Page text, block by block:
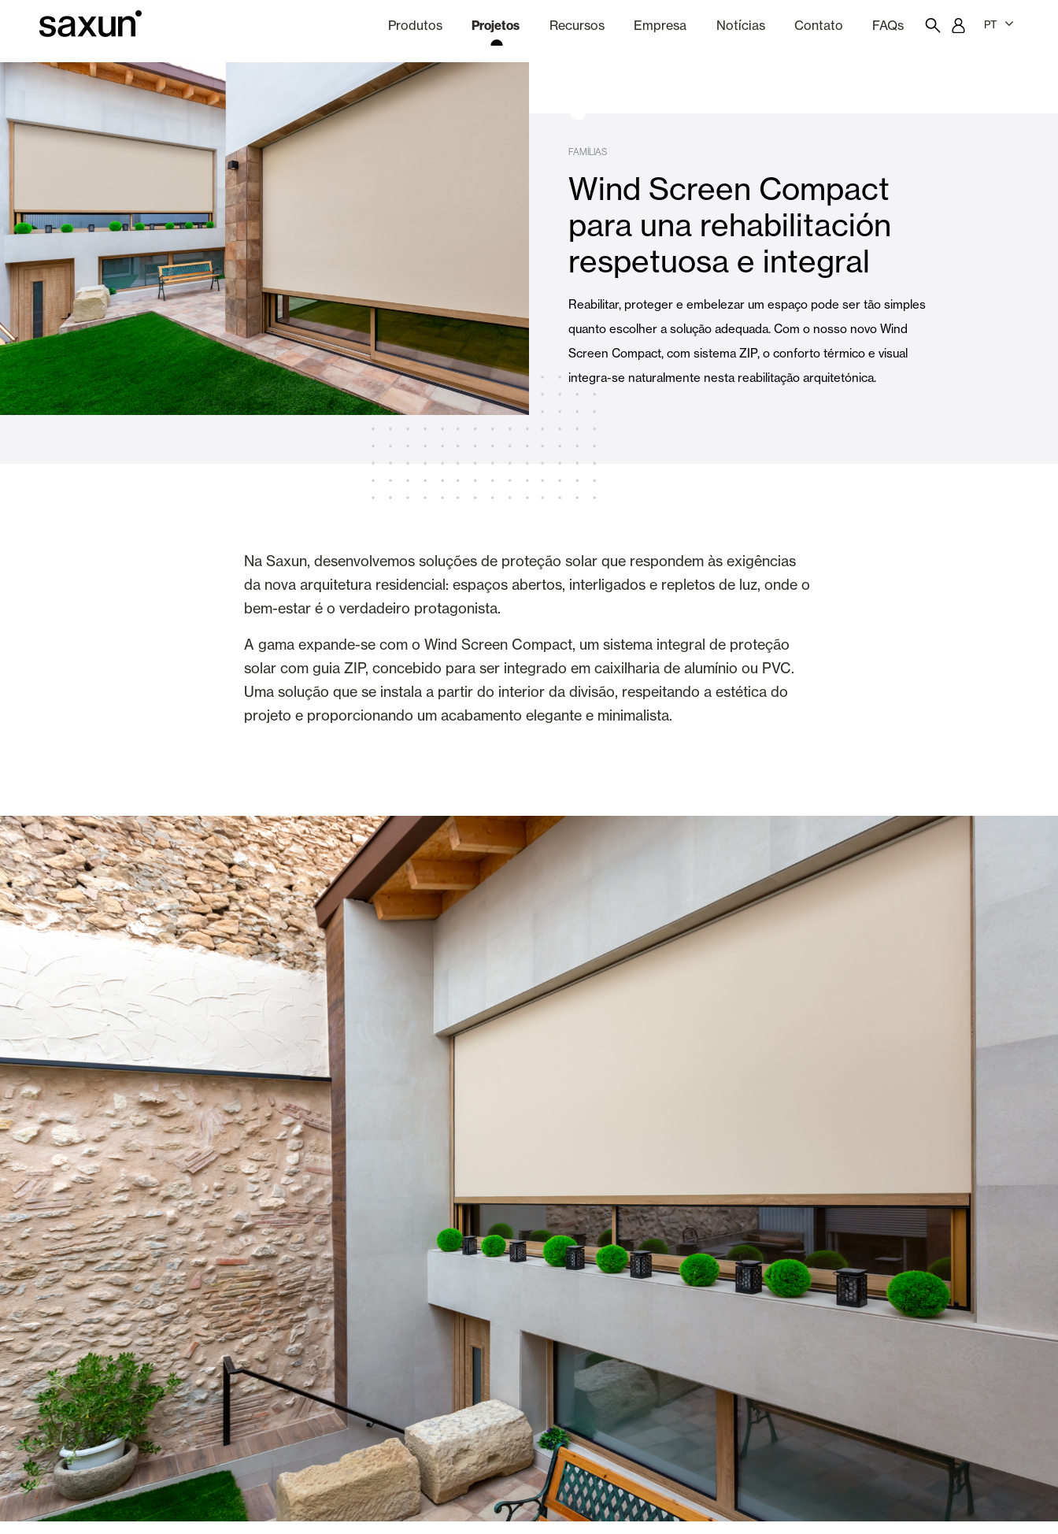
Produtos
Persianas Enroláveis e Caixas Cortina e persianas
Cortinas de Vidro Alicantinas e Cortinas exteriores Toldos Portas Automáticas
VER TODOS OS PRODUTOS
Projetos
Hotéis, restaurantes e cafés Famílias
Recursos
Baixar Informação técnica
Empresa
Sobre nós
Notícias Contato FAQs PT
FAMÍLIAS
Wind Screen Compact
para una rehabilitación
respetuosa e integral
Reabilitar, proteger e embelezar um espaço pode ser tão simples
quanto escolher a solução adequada. Com o nosso novo Wind
Screen Compact, com sistema ZIP, o conforto térmico e visual
integra-se naturalmente nesta reabilitação arquitetónica.
Na Saxun, desenvolvemos soluções de proteção solar que respondem às exigências
da nova arquitetura residencial: espaços abertos, interligados e repletos de luz, onde o
bem-estar é o verdadeiro protagonista.
A gama expande-se com o Wind Screen Compact, um sistema integral de proteção
solar com guia ZIP, concebido para ser integrado em caixilharia de alumínio ou PVC.
Uma solução que se instala a partir do interior da divisão, respeitando a estética do
projeto e proporcionando um acabamento elegante e minimalista.